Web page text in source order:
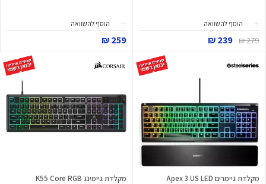
הוסף להשוואה
279 ₪
239 ₪
הוסף להשוואה
259 ₪
מקלדת גיימרים Apex 3 US LED מקלדת גיימינג K55 Core RGB